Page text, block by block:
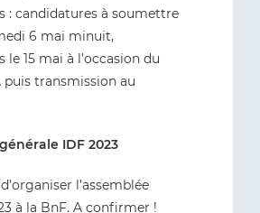
: candidatures à soumettre
6 mai minuit,
le 15 mai à l’occasion du
puis transmission au
IDF 2023
l’assemblée
à la BnF. A confirmer !